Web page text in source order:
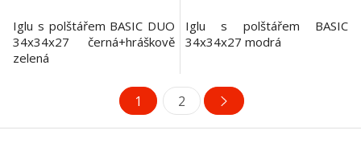
Iglu s polštářem BASIC DUO
34x34x27 černá+hráškově
zelená
Iglu s polštářem BASIC
34x34x27 modrá
1 2